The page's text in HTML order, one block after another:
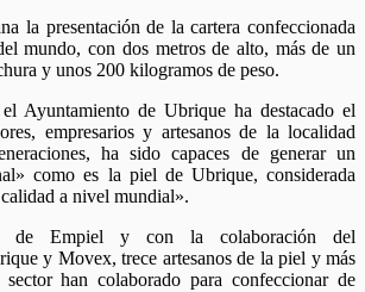
la presentación de la cartera confeccionada
mundo, con dos metros de alto, más de un
y unos 200 kilogramos de peso.
Ayuntamiento de Ubrique ha destacado el
empresarios y artesanos de la localidad
ha sido capaces de generar un
como es la piel de Ubrique, considerada
a nivel mundial».
de Empiel y con la colaboración del
y Movex, trece artesanos de la piel y más
han colaborado para confeccionar de